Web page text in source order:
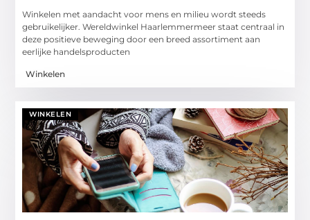
Winkelen met aandacht voor mens en milieu wordt steeds
gebruikelijker. Wereldwinkel Haarlemmermeer staat centraal in
deze positieve beweging door een breed assortiment aan
eerlijke handelsproducten
Winkelen
WINKELEN